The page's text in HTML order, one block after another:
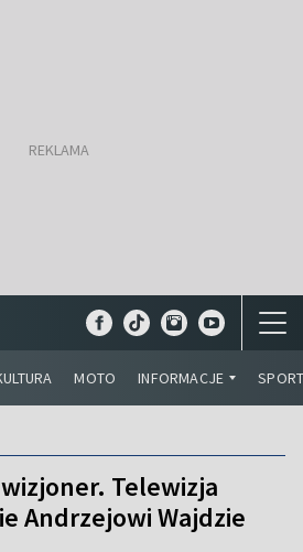
MOTO INFORMACJE
Telewizja
Andrzejowi Wajdzie